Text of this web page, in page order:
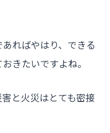
ればやはり、できる
きたいですよね。
と火災はとても密接